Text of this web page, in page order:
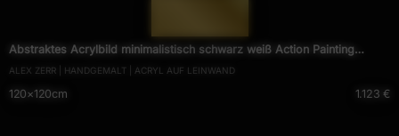
Abstraktes Acrylbild minimalistisch schwarz weiß Action Painting
Modern Art zeitgenössisch
ALEX ZERR | HANDGEMALT | ACRYL AUF LEINWAND
120×120cm 1.123 €